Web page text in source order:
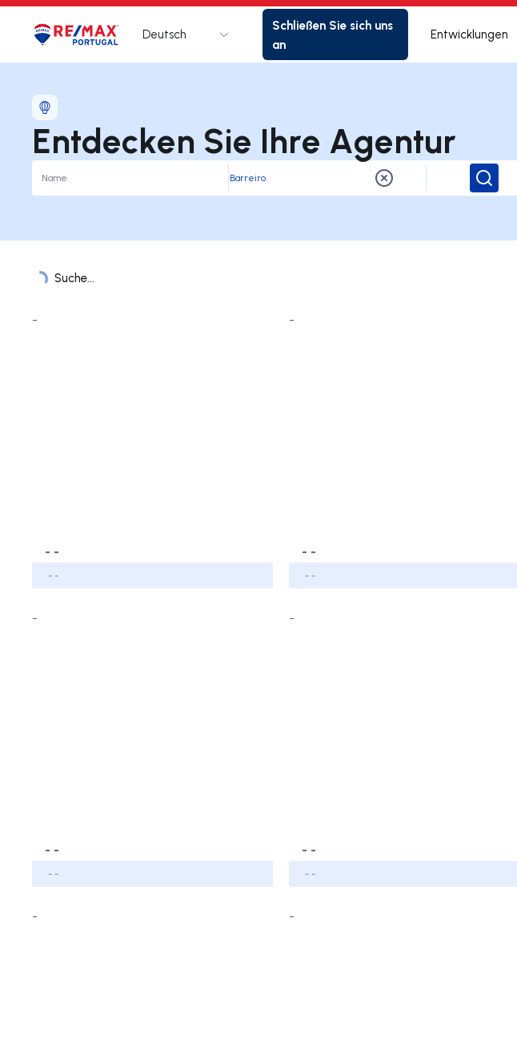
Logo Zur Startseite
Deutsch
Schließen Sie sich uns
an
Entwicklungen
Entdecken Sie Ihre Agentur
Suchen
Suche...
Liste der Ämter
-
- -
- -
-
- -
- -
-
- -
- -
-
- -
- -
- -